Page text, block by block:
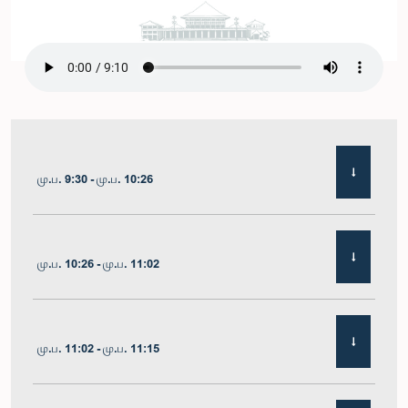
மு.ப. 9:30 - மு.ப. 10:26
மு.ப. 10:26 - மு.ப. 11:02
மு.ப. 11:02 - மு.ப. 11:15